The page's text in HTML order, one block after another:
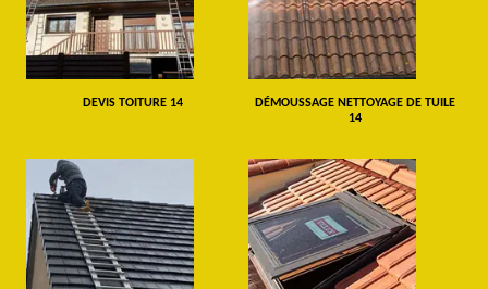
DEVIS TOITURE 14
DÉMOUSSAGE NETTOYAGE DE TUILE
14